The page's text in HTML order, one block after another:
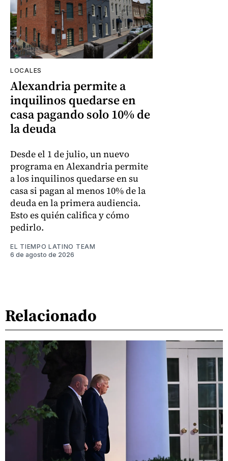
LOCALES
Alexandria permite a
inquilinos quedarse en
casa pagando solo 10% de
la deuda
Desde el 1 de julio, un nuevo
programa en Alexandria permite
a los inquilinos quedarse en su
casa si pagan al menos 10% de la
deuda en la primera audiencia.
Esto es quién califica y cómo
pedirlo.
EL TIEMPO LATINO TEAM
6 de agosto de 2026
Relacionado